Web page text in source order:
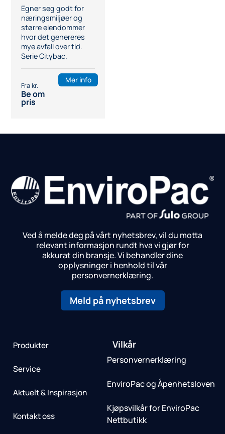
Egner seg godt for
næringsmiljøer og
større eiendommer
hvor det genereres
mye avfall over tid.
Serie Citybac.
Be om
pris
Mer info
Ved å melde deg på vårt nyhetsbrev, vil du motta
relevant informasjon rundt hva vi gjør for
akkurat din bransje.Vi behandler dine
opplysninger i henhold til vår
personvernerklæring.
Meld på nyhetsbrev
Produkter
Service
Aktuelt & Inspirasjon
Kontakt oss
Vilkår
Personvernerklæring
EnviroPac og Åpenhetsloven
Kjøpsvilkår for EnviroPac
Nettbutikk